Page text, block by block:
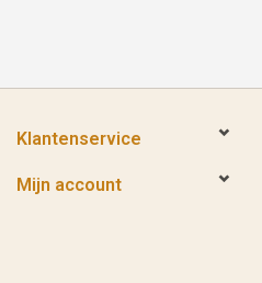
Klantenservice
Mijn account